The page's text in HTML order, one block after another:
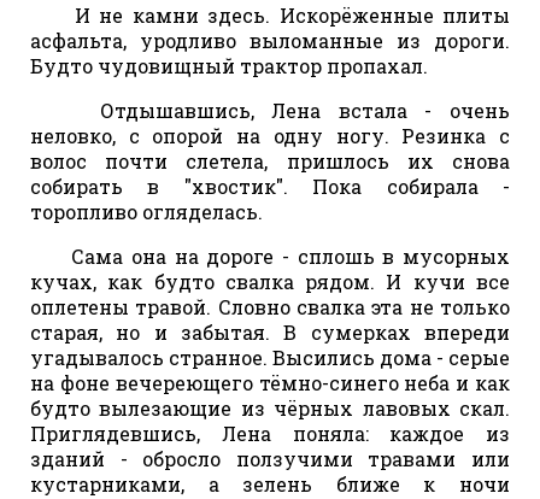
И не камни здесь. Искорёженные плиты
асфальта, уродливо выломанные из дороги.
Будто чудовищный трактор пропахал.
Отдышавшись, Лена встала - очень
неловко, с опорой на одну ногу. Резинка с
волос почти слетела, пришлось их снова
собирать в "хвостик". Пока собирала -
торопливо огляделась.
Сама она на дороге - сплошь в мусорных
кучах, как будто свалка рядом. И кучи все
оплетены травой. Словно свалка эта не только
старая, но и забытая. В сумерках впереди
угадывалось странное. Высились дома - серые
на фоне вечереющего тёмно-синего неба и как
будто вылезающие из чёрных лавовых скал.
Приглядевшись, Лена поняла: каждое из
зданий - обросло ползучими травами или
кустарниками, а зелень ближе к ночи